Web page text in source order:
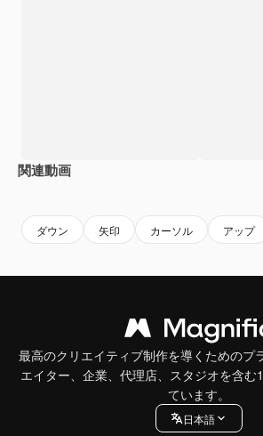
関連動画
ダウン 矢印 カーソル アップ
最高のクリエイティブ制作を導くためのプ
エイター、企業、代理店、スタジオを含む
ています。
日本語